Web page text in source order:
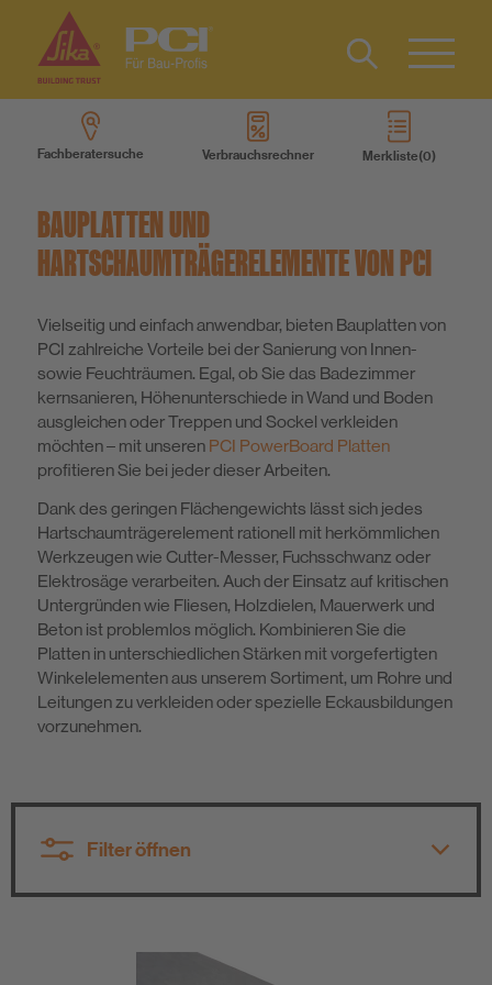
Produktsysteme
Services
Wissen
Über uns
Nachhaltigkeit
Type 2 or
more
Fachberatersuche Verbrauchsrechner Merkliste
Kontakt
IT
FR
BAUPLATTEN UND
HARTSCHAUMTRÄGERELEMENTE VON PCI
Vielseitig und einfach anwendbar, bieten Bauplatten von
PCI zahlreiche Vorteile bei der Sanierung von Innen-
sowie Feuchträumen. Egal, ob Sie das Badezimmer
kernsanieren, Höhenunterschiede in Wand und Boden
ausgleichen oder Treppen und Sockel verkleiden
möchten – mit unseren PCI PowerBoard Platten
profitieren Sie bei jeder dieser Arbeiten.
Dank des geringen Flächengewichts lässt sich jedes
Hartschaumträgerelement rationell mit herkömmlichen
Werkzeugen wie Cutter-Messer, Fuchsschwanz oder
Elektrosäge verarbeiten. Auch der Einsatz auf kritischen
Untergründen wie Fliesen, Holzdielen, Mauerwerk und
Beton ist problemlos möglich. Kombinieren Sie die
Platten in unterschiedlichen Stärken mit vorgefertigten
Winkelelementen aus unserem Sortiment, um Rohre und
Leitungen zu verkleiden oder spezielle Eckausbildungen
vorzunehmen.
Filter öffnen
Alle Produktgruppen
Alle Produktgruppen